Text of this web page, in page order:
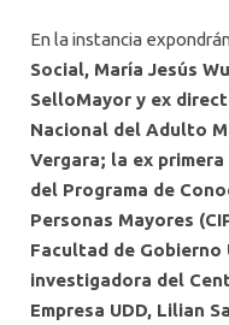
En la instancia
Social, María Jesús
SelloMayor y ex
Nacional del Adulto
Vergara; la ex
del Programa de
Personas Mayores
Facultad de Gobierno
investigadora del
Empresa UDD, Lilian